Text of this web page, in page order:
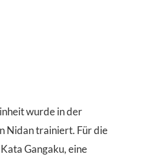
wurde in der
Nidan trainiert. Für die
Gangaku, eine